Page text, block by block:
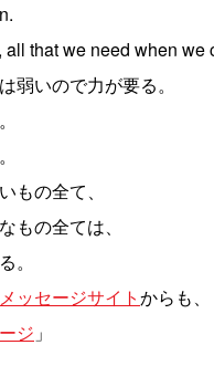
that we need when
弱いので力が要る。
もの全て、
もの全ては、
。
メッセージサイトからも、
ジ 」